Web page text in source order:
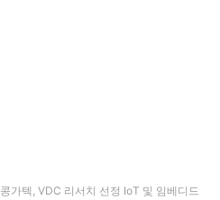
콩가텍, VDC 리서치 선정 IoT 및 임베디드